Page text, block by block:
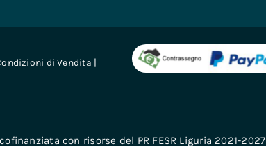
di Vendita |
con risorse del PR FESR Liguria 2021-2027